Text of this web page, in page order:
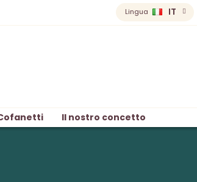
Lingua IT
Il nostro concetto